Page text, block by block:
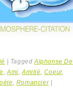
TaggedAlphonse De
,Ami,Amitié, Coeur,
, Romancier